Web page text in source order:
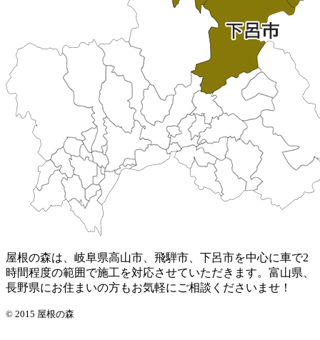
屋根の森は、岐阜県高山市、飛騨市、下呂市を中心に車で2
時間程度の範囲で施工を対応させていただきます。富山県、
長野県にお住まいの方もお気軽にご相談くださいませ！
© 2015 屋根の森